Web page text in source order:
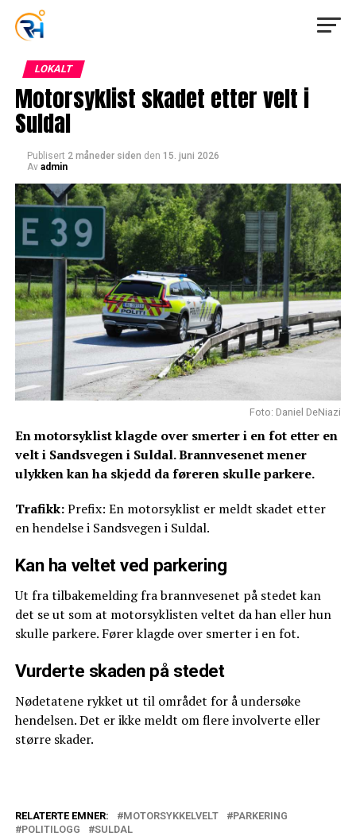
LOKALT
Motorsyklist skadet etter velt i
Suldal
Publisert 2 måneder siden den 15. juni 2026
Av admin
Foto: Daniel DeNiazi
En motorsyklist klagde over smerter i en fot etter en
velt i Sandsvegen i Suldal. Brannvesenet mener
ulykken kan ha skjedd da føreren skulle parkere.
Trafikk:Prefix: En motorsyklist er meldt skadet etter
en hendelse i Sandsvegen i Suldal.
Kan ha veltet ved parkering
Ut fra tilbakemelding fra brannvesenet på stedet kan
det se ut som at motorsyklisten veltet da han eller hun
skulle parkere. Fører klagde over smerter i en fot.
Vurderte skaden på stedet
Nødetatene rykket ut til området for å undersøke
hendelsen. Det er ikke meldt om flere involverte eller
større skader.
RELATERTE EMNER: MOTORSYKKELVELT
PARKERING
POLITILOGG
SULDAL